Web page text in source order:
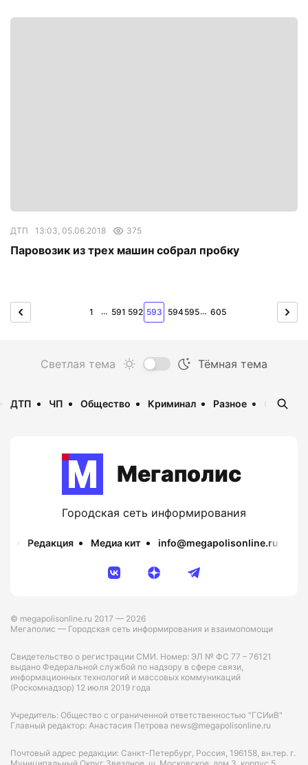
ДТП 13:03, 05.06.2018 375
Паровозик из трех машин собрал пробку
1 … 591 592 593 594595… 605
ДТП ЧП Общество Криминал Разное
Мегаполис
Городская сеть информирования
Редакция Медиа кит info@megapolisonline.ru
© megapolisonline.ru 2017 — 2026
Мегаполис — Городская сеть информирования и взаимопомощи
Свидетельство о регистрации СМИ. Номер: ЭЛ № ФС 77 – 76121
выдано Федеральной службой по надзору в сфере связи,
информационных технологий и массовых коммуникаций
(Роскомнадзор) 12 июля 2019 года
Учредитель: Общество с ограниченной ответственностью "ГСИиВ"
Главный редактор: Анастасия Петрова news@megapolisonline.ru
Почтовый адрес редакции: Санкт-Петербург, Россия, 196158, вн.тер. г.